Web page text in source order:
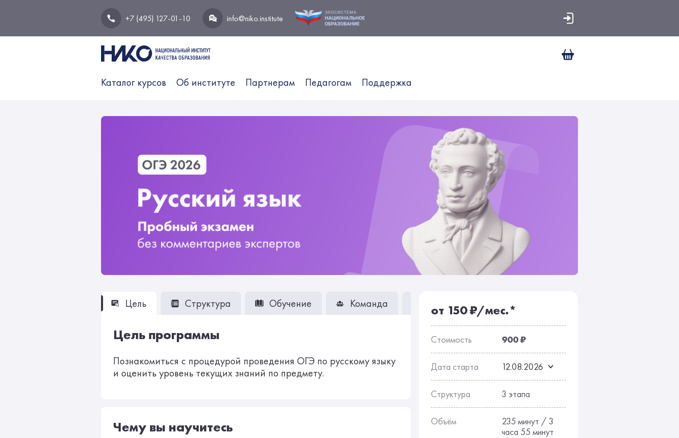
+7 (495) 127-01-10 info@niko.institute
Каталог курсов Об институте Партнерам Педагогам Поддержка
Цель Структура Обучение Команда Вопросы Отзывы
Цель программы
Познакомиться с процедурой проведения ОГЭ по русскому языку
и оценить уровень текущих знаний по предмету.
Чему вы научитесь
от 150 ₽/мес.*
Стоимость 900 ₽
Дата старта 12.08.2026
Структура 3 этапа
Объём
235 минут / 3
часа 55 минут